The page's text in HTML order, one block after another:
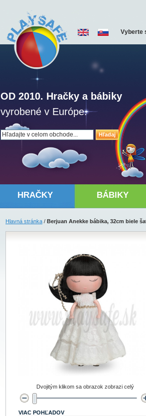
Hľadaj
OD 2010. Hračky a bábiky
vyrobené v Európe.
Vyberte
HRAČKY BÁBIKY
Hlavná stránka / Berjuan Anekke bábika, 32cm biele
Dvojitým klikom sa obrazok zobrazi celý
VIAC POHĽADOV